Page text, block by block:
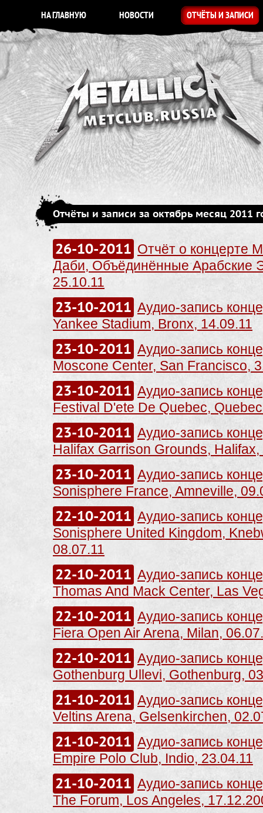
НА ГЛАВНУЮ НОВОСТИ ОТЧЁТЫ И ЗАПИСИ
Отчёты и записи за октябрь месяц 2011
26-10-2011 Отчёт о концерте
Даби, Объёдинённые Арабские
25.10.11
23-10-2011 Аудио-запись
Yankee Stadium, Bronx, 14.09.11
23-10-2011 Аудио-запись
Moscone Center, San Francisco,
23-10-2011 Аудио-запись
Festival D'ete De Quebec,
23-10-2011 Аудио-запись
Halifax Garrison Grounds, Halifax,
23-10-2011 Аудио-запись
Sonisphere France, Amneville,
22-10-2011 Аудио-запись
Sonisphere United Kingdom,
08.07.11
22-10-2011 Аудио-запись
Thomas And Mack Center, Las
22-10-2011 Аудио-запись
Fiera Open Air Arena, Milan,
22-10-2011 Аудио-запись
Gothenburg Ullevi, Gothenburg,
21-10-2011 Аудио-запись
Veltins Arena, Gelsenkirchen,
21-10-2011 Аудио-запись
Empire Polo Club, Indio, 23.04.11
21-10-2011 Аудио-запись
The Forum, Los Angeles,